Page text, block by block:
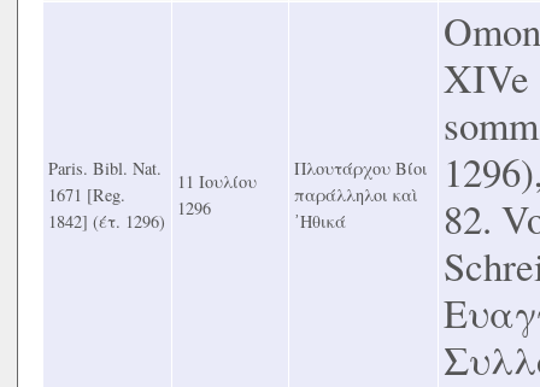
Paris. Bibl. Nat.
1671 [Reg.
1842] (έτ. 1296)
11 Ιουλίου
1296
Πλουτάρχου Βίοι
παράλληλοι καὶ
᾿Ηθικά
XIVe
82.